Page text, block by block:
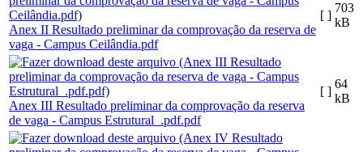
Anex II Resultado preliminar da comprovação da reserva de
vaga - Campus Ceilândia.pdf
[ ]
703
kB
Anex III Resultado preliminar da comprovação da reserva
de vaga - Campus Estrutural_.pdf.pdf
[ ]
64
kB